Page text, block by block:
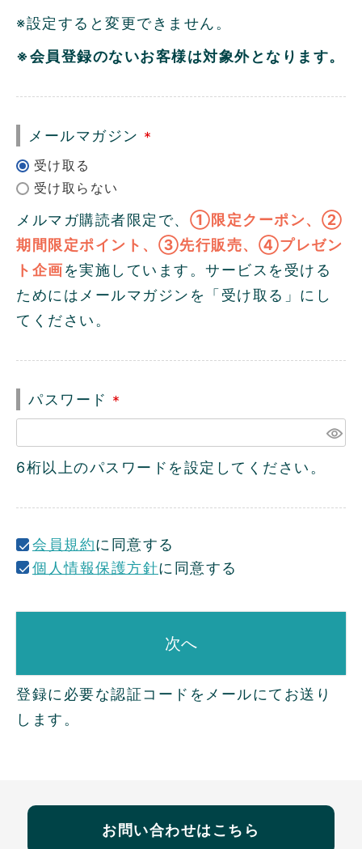
※設定すると変更できません。
※会員登録のないお客様は対象外となります。
メールマガジン
)
メルマガ購読者限定で、 ①限定クーポン、②
期間限定ポイント、③先行販売、④プレゼン
ト企画を実施しています。サービスを受ける
ためにはメールマガジンを「受け取る」にし
てください。
パスワード
(
必
須
6桁以上のパスワードを設定してください。
会員規約に同意する
個人情報保護方針に同意する
次へ
登録に必要な認証コードをメールにてお送り
します。
お問い合わせはこちら